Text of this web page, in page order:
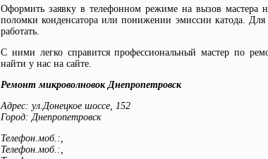
Оформить заявку в телефонном режиме на вызов мастера
поломки конденсатора или понижении эмиссии катода. Для
работать.
С ними легко справится профессиональный мастер по
найти у нас на сайте.
Ремонт микроволновок Днепропетровск
Адрес: ул.Донецкое шоссе, 152
Город: Днепропетровск
Телефон.моб.:
Телефон.моб.: